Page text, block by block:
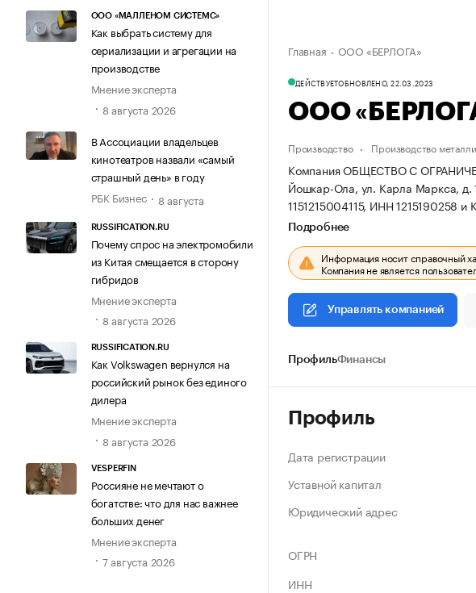
ООО «МАЛЛЕНОМ СИСТЕМС»
Как выбрать систему для
сериализации и агрегации на
производстве
Мнение эксперта
8 августа 2026
В Ассоциации владельцев
кинотеатров назвали «самый
страшный день» в году
РБК Бизнес
8 августа
RUSSIFICATION.RU
Почему спрос на электромобили
из Китая смещается в сторону
гибридов
Мнение эксперта
8 августа 2026
RUSSIFICATION.RU
Как Volkswagen вернулся на
российский рынок без единого
дилера
Мнение эксперта
8 августа 2026
VESPERFIN
Россияне не мечтают о
богатстве: что для нас важнее
больших денег
Мнение эксперта
7 августа 2026
Главная ООО «БЕРЛОГА»
ДЕЙСТВУЕТОБНОВЛЕНО, 22.03.2023
ООО
Производство Производство
Компания ОБЩЕСТВО С
Йошкар-Ола, ул. Карла Маркса, д.
1151215004115, ИНН 1215190258 и
Подробнее
Информация носит справочный
Компания не является
Управлять компанией
ПрофильФинансы
Профиль
Дата регистрации
Уставной капитал
Юридический адрес
ОГРН
ИНН